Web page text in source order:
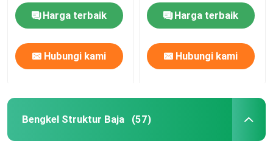
Harga terbaik
Hubungi kami
Harga terbaik
Hubungi kami
Bengkel Struktur Baja (57)